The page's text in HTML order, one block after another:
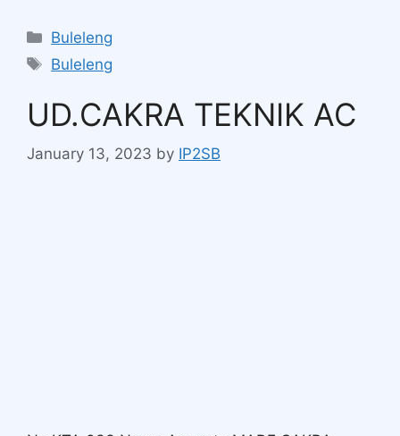
Buleleng
Buleleng
UD.CAKRA TEKNIK AC
January 13, 2023 by IP2SB